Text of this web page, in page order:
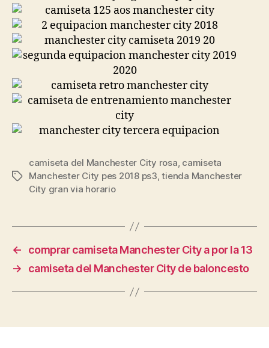
Etiquetas
camiseta del Manchester City rosa, camiseta
Manchester City pes 2018 ps3,tienda Manchester
City gran via horario
←
comprar camiseta Manchester City a por la 13
→
camiseta del Manchester City de baloncesto